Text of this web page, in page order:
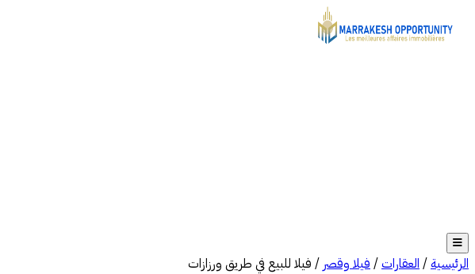
الرئيسية/العقارات/فيلا وقصر / فيلا للبيع في طريق ورزازات